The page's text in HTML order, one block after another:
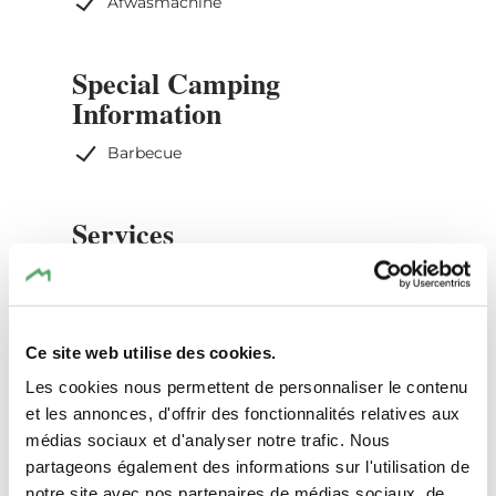
Ce site web utilise des cookies.
Les cookies nous permettent de personnaliser le contenu
et les annonces, d'offrir des fonctionnalités relatives aux
médias sociaux et d'analyser notre trafic. Nous
partageons également des informations sur l'utilisation de
familiekamer voor vier personen, met een
tweepersoonsbed en een stapelbed. De
kleine kitchenette voor eenvoudige
uitgebreider koken (bij boeking per kamer).
people" (John Lennon).
Special Camping
Information
Barbecue
Services
WiFi
Verwarming inbegrepen
Elektriciteit inbegrepen
Schoonmaak huurobject incl.